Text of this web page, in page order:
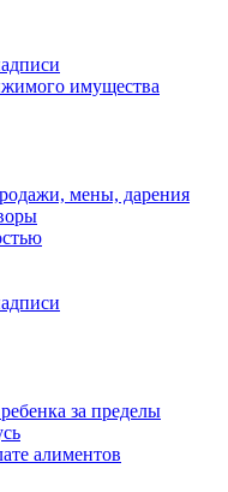
имущества
мены, дарения
за пределы
алиментов